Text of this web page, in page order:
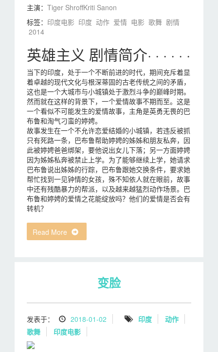
主演： Tiger ShroffKriti Sanon
标签： 印度电影 印度 动作 爱情 电影 歌舞 剧情
2014
英雄主义 剧情简介· · · · · ·
当下的印度，处于一个不断前进的时代，期间充斥着显
着卓越的现代文化与根深蒂固的古老传统之间的矛盾，
这也是一个大城市与小城镇处于激烈斗争的巅峰时期。
然而就在这样的背景下，一个爱情故事不期而至。这是
一个看似不可能发生的爱情故事，主角是英勇无畏的巴
布鲁和淘气刁蛮的婷娉。
故事发生在一个不允许恋爱结婚的小城镇，若违反被抓
只有死路一条，巴布鲁帮助婷娉的姊姊和朋友私奔，因
此被婷娉爸爸绑架，要他说出女儿下落；另一方面婷娉
因为姊姊私奔被禁止上学。为了能够继续上学，她请求
巴布鲁说出姊姊的行踪，巴布鲁跟她交换条件，要求她
帮忙找到一见钟情的女孩，殊不知依人就在眼前，故事
中还有残酷暴力的帮派，以及越来越猛烈动作场景。巴
布鲁和婷娉的爱情之花能绽放吗？他们的爱情是否会有
转机？
Read More
变脸
发表于： 2018-01-02 印度
动作
歌舞
印度电影